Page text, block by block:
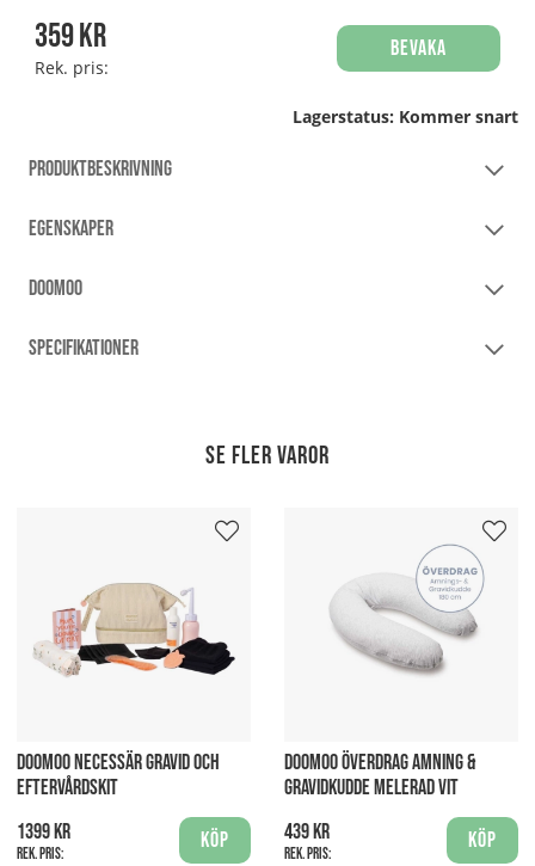
359kr
Rek. pris:
Bevaka
Lagerstatus: Kommer snart
PRODUKTBESKRIVNING
EGENSKAPER
DOOMOO
SPECIFIKATIONER
Se fler varor
DOOMOO NECESSÄR GRAVID OCH
EFTERVÅRDSKIT
1399 kr
Rek. pris:
Köp
DOOMOO ÖVERDRAG AMNING &
GRAVIDKUDDE MELERAD VIT
439 kr
Rek. pris:
Köp